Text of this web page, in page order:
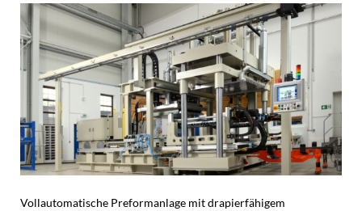
Vollautomatische Preformanlage mit drapierfähigem